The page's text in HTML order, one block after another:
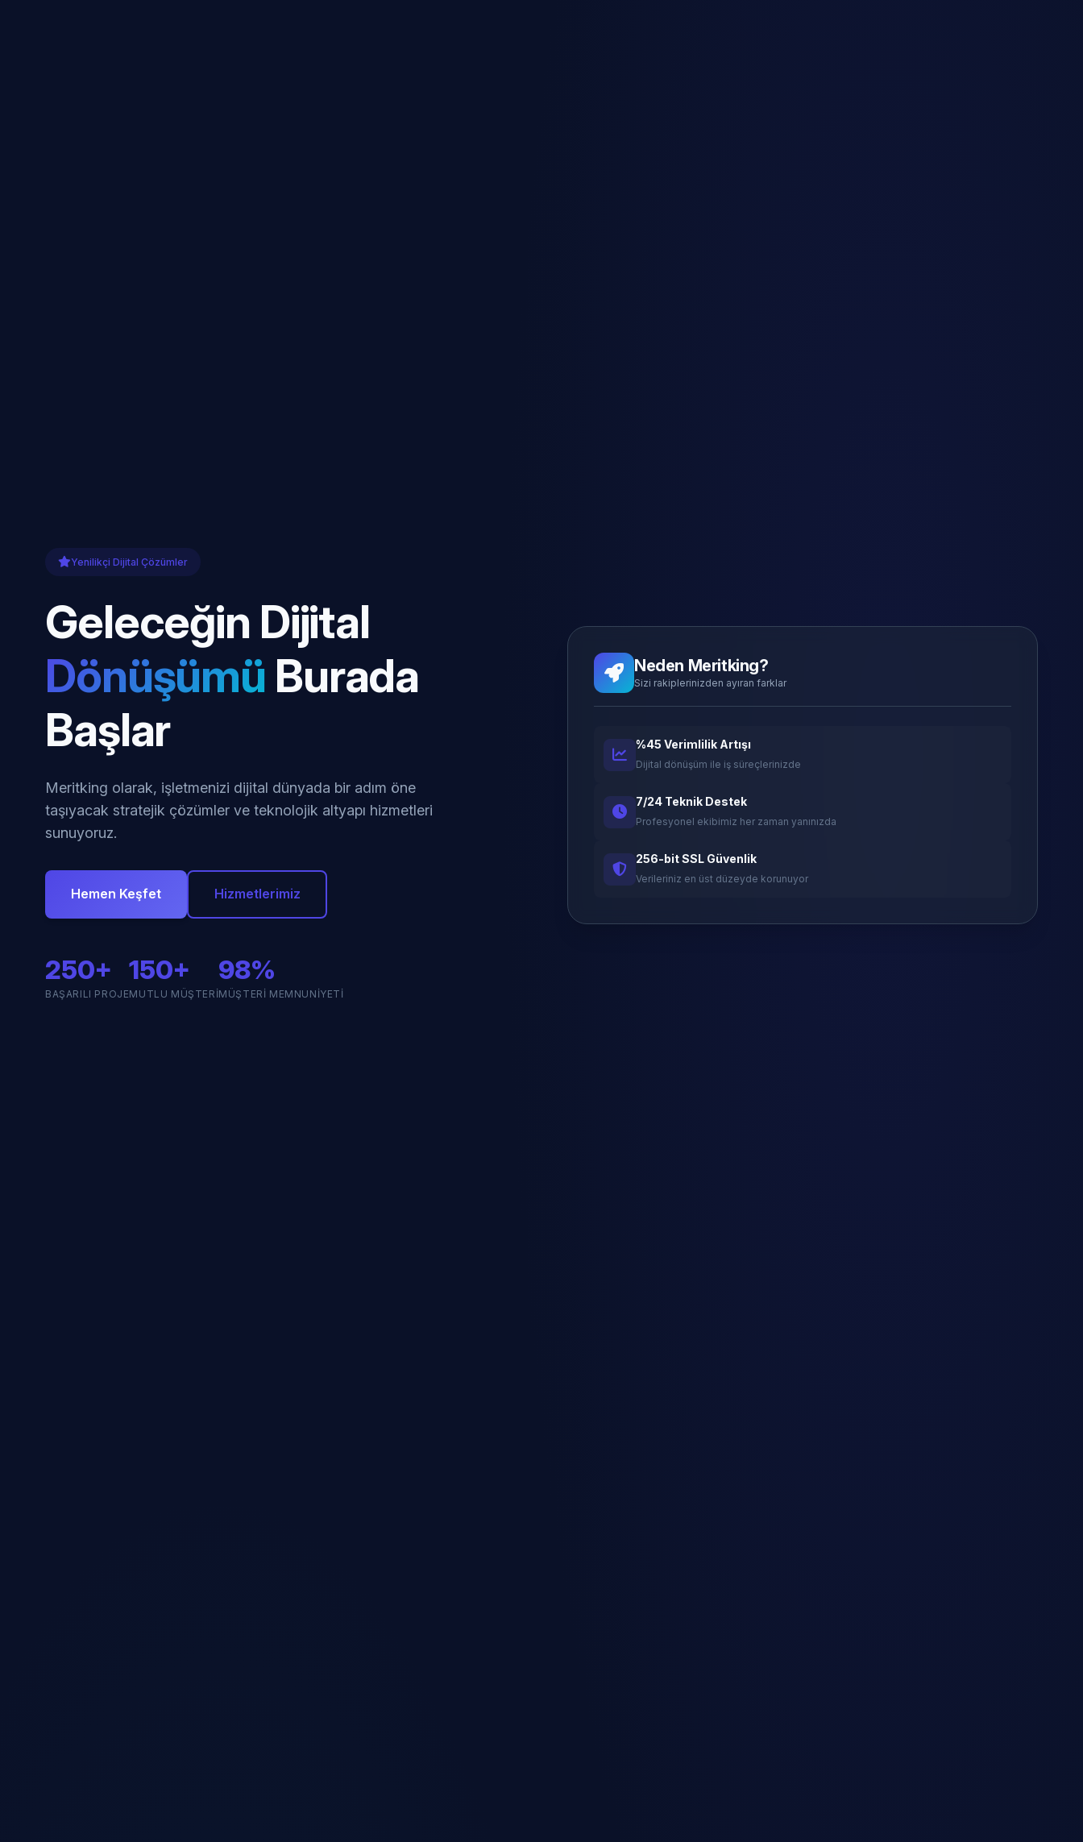
Yenilikçi Dijital Çözümler
Geleceğin Dijital
Dönüşümü Burada
Başlar
Meritking olarak, işletmenizi dijital dünyada bir adım öne
taşıyacak stratejik çözümler ve teknolojik altyapı hizmetleri
sunuyoruz.
Hemen Keşfet Hizmetlerimiz
250+
BAŞARILI PROJE
150+
MUTLU MÜŞTERI
98%
MÜŞTERI MEMNUNIYETI
Neden Meritking?
Sizi rakiplerinizden ayıran farklar
%45 Verimlilik Artışı
Dijital dönüşüm ile iş süreçlerinizde
7/24 Teknik Destek
Profesyonel ekibimiz her zaman yanınızda
256-bit SSL Güvenlik
Verileriniz en üst düzeyde korunuyor